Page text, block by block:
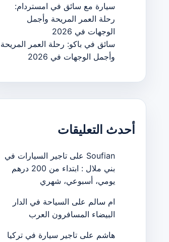
سيارة مع سائق في امستردام:
رحلة العمر المريحة وأجمل
الوجهات في 2026
سائق في باكو: رحلة العمر المريحة
وأجمل الوجهات في 2026
أحدث التعليقات
Soufian علىتاجير السيارات في
بني ملال : ابتداء من 200 درهم
يومي، أسبوعي، شهري
ام سالم على السياحة في الدار
البيضاء المسافرون العرب
هاشم علىتاجير سيارة في تركيا